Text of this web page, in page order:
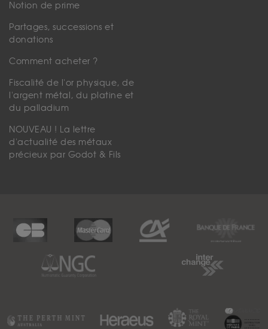
Notion de prime
Partages, successions et
donations
Comment acheter ?
Fiscalité de l'or physique, de
l'argent métal, du platine et
du palladium
NOUVEAU ! La lettre
d'actualité des métaux
précieux par Godot & Fils